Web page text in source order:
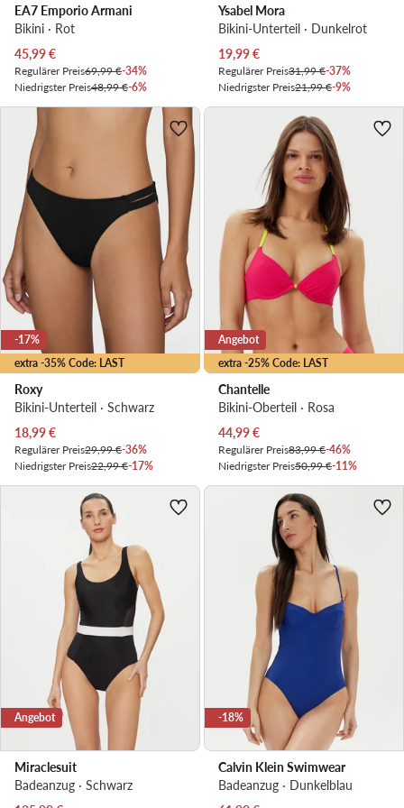
EA7 Emporio Armani
Bikini · Rot
Aktueller Preis
45,99€
Regulärer Preis69,99 €-34%
Niedrigster Preis48,99 €-6%
Ysabel Mora
Bikini-Unterteil · Dunkelrot
Aktueller Preis
19,99€
Regulärer Preis31,99 €-37%
Niedrigster Preis21,99 €-9%
extra -35% Code: LAST
-17%
Roxy
Bikini-Unterteil · Schwarz
Aktueller Preis
18,99€
Regulärer Preis29,99 €-36%
Niedrigster Preis22,99 €-17%
extra -25% Code: LAST
Angebot
Chantelle
Bikini-Oberteil · Rosa
Aktueller Preis
44,99€
Regulärer Preis83,99 €-46%
Niedrigster Preis50,99 €-11%
Angebot
Miraclesuit
Badeanzug · Schwarz
-18%
Calvin Klein Swimwear
Badeanzug · Dunkelblau